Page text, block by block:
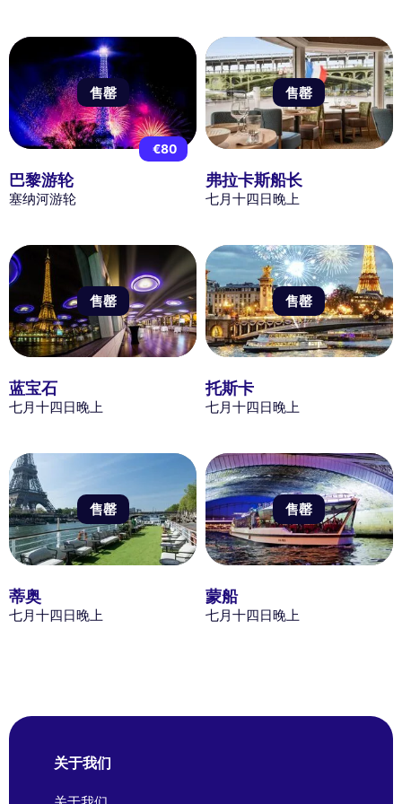
售罄
€80
巴黎游轮
塞纳河游轮
售罄
弗拉卡斯船长
七月十四日晚上
售罄
蓝宝石
七月十四日晚上
售罄
托斯卡
七月十四日晚上
售罄
蒂奥
七月十四日晚上
售罄
蒙船
七月十四日晚上
关于我们